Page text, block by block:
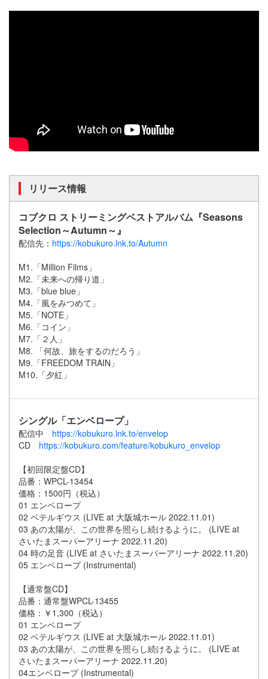
リリース情報
コブクロ ストリーミングベストアルバム『Seasons
Selection～Autumn～』
配信先： https://kobukuro.lnk.to/Autumn
M1.「Million Films」
M2.「未来への帰り道」
M3.「blue blue」
M4.「風をみつめて」
M5.「NOTE」
M6.「コイン」
M7.「２人」
M8. 「何故、旅をするのだろう」
M9.「FREEDOM TRAIN」
M10.「夕紅」
シングル「エンベロープ」
配信中 https://kobukuro.lnk.to/envelop
CD https://kobukuro.com/feature/kobukuro_envelop
【初回限定盤CD】
品番：WPCL-13454
価格：1500円（税込）
01 エンベロープ
02 ベテルギウス (LIVE at 大阪城ホール 2022.11.01)
03 あの太陽が、この世界を照らし続けるように。 (LIVE at
さいたまスーパーアリーナ 2022.11.20)
04 時の足音 (LIVE at さいたまスーパーアリーナ 2022.11.20)
05 エンベロープ (Instrumental)
【通常盤CD】
品番：通常盤WPCL-13455
価格：￥1,300（税込）
01 エンベロープ
02 ベテルギウス (LIVE at 大阪城ホール 2022.11.01)
03 あの太陽が、この世界を照らし続けるように。 (LIVE at
さいたまスーパーアリーナ 2022.11.20)
04エンベロープ (Instrumental)